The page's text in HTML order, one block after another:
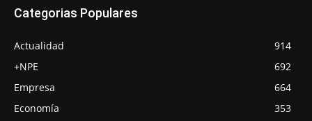
Categorias Populares
Actualidad
914
+NPE
692
Empresa
664
Economía
353